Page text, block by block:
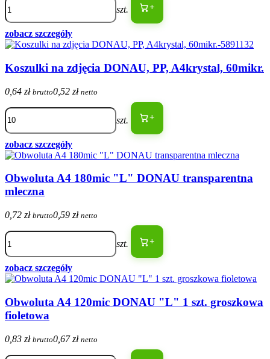
szt. +
zobacz szczegóły
Koszulki na zdjęcia DONAU, PP, A4krystal, 60mikr.
0,64 zł brutto0,52 zł netto
szt. +
zobacz szczegóły
Obwoluta A4 180mic "L" DONAU transparentna
mleczna
0,72 zł brutto0,59 zł netto
szt. +
zobacz szczegóły
Obwoluta A4 120mic DONAU "L" 1 szt. groszkowa
fioletowa
0,83 zł brutto0,67 zł netto